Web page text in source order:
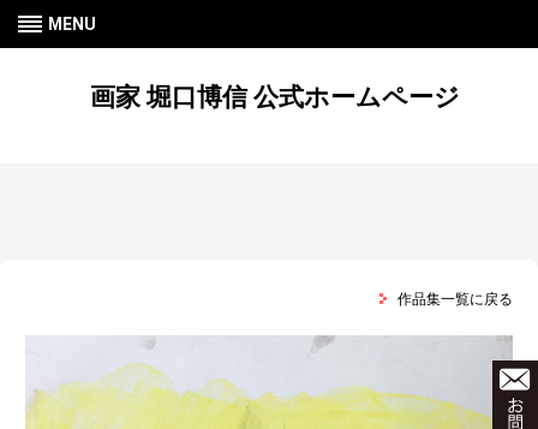
MENU
画家 堀口博信 公式ホームページ
作品集一覧に戻る